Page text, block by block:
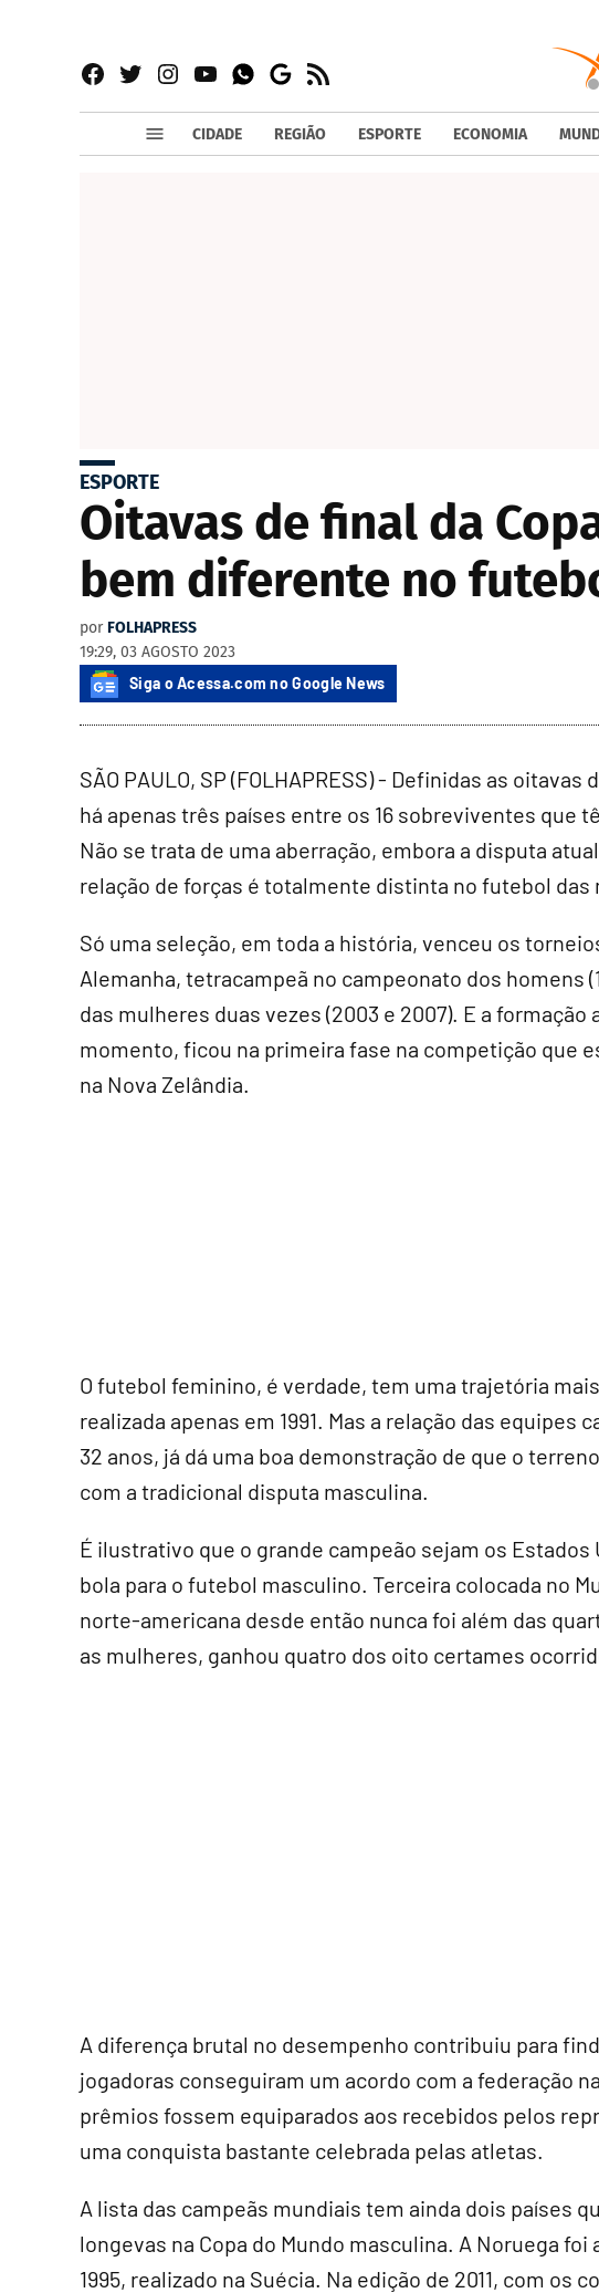
Facebook
TwitterInstagram
YouTubeWhatsapp
Google
News
RSS
CIDADE REGIÃO ESPORTE ECONOMIA
ESPORTE
Oitavas de final da
bem diferente no
por FOLHAPRESS
19:29, 03 AGOSTO 2023
Siga o Acessa.com no Google News
SÃO PAULO, SP (FOLHAPRESS) - Definidas as
há apenas três países entre os 16 sobreviventes que
Não se trata de uma aberração, embora a disputa
relação de forças é totalmente distinta no futebol das
Só uma seleção, em toda a história, venceu os
Alemanha, tetracampeã no campeonato dos homens
das mulheres duas vezes (2003 e 2007). E a
momento, ficou na primeira fase na competição que
na Nova Zelândia.
O futebol feminino, é verdade, tem uma trajetória
realizada apenas em 1991. Mas a relação das equipes
32 anos, já dá uma boa demonstração de que o
com a tradicional disputa masculina.
É ilustrativo que o grande campeão sejam os
bola para o futebol masculino. Terceira colocada no
norte-americana desde então nunca foi além das
as mulheres, ganhou quatro dos oito certames
A diferença brutal no desempenho contribuiu para
jogadoras conseguiram um acordo com a federação
prêmios fossem equiparados aos recebidos pelos
uma conquista bastante celebrada pelas atletas.
A lista das campeãs mundiais tem ainda dois países
longevas na Copa do Mundo masculina. A Noruega
1995, realizado na Suécia. Na edição de 2011, com os